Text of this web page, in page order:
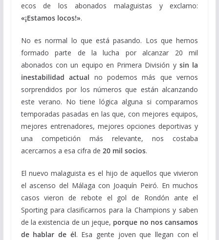
ecos de los abonados malaguistas y exclamo:
«¡Estamos locos!».
No es normal lo que está pasando. Los que hemos
formado parte de la lucha por alcanzar 20 mil
abonados con un equipo en Primera División y sin la
inestabilidad actual no podemos más que vernos
sorprendidos por los números que están alcanzando
este verano. No tiene lógica alguna si comparamos
temporadas pasadas en las que, con mejores equipos,
mejores entrenadores, mejores opciones deportivas y
una competición más relevante, nos costaba
acercarnos a esa cifra de 20 mil socios.
El nuevo malaguista es el hijo de aquellos que vivieron
el ascenso del Málaga con Joaquín Peiró. En muchos
casos vieron de rebote el gol de Rondón ante el
Sporting para clasificarnos para la Champions y saben
de la existencia de un jeque, porque no nos cansamos
de hablar de él. Esa gente joven que llegan con el